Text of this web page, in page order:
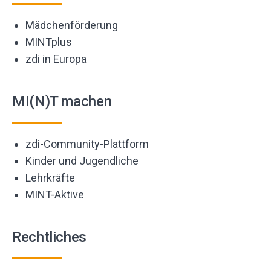
Mädchenförderung
MINTplus
zdi in Europa
MI(N)T machen
zdi-Community-Plattform
Kinder und Jugendliche
Lehrkräfte
MINT-Aktive
Rechtliches